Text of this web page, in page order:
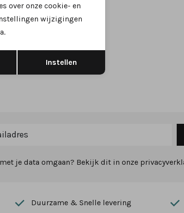
sandalen bruin multi
je data omgaan? Bekijk dit in onze
Duurzame & Snelle levering
Opslaan
over onze cookie- en
wijzigingen
Instellen